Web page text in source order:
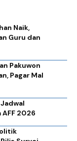
Naik,
Guru dan
Pakuwon
Pagar Mal
AFF 2026